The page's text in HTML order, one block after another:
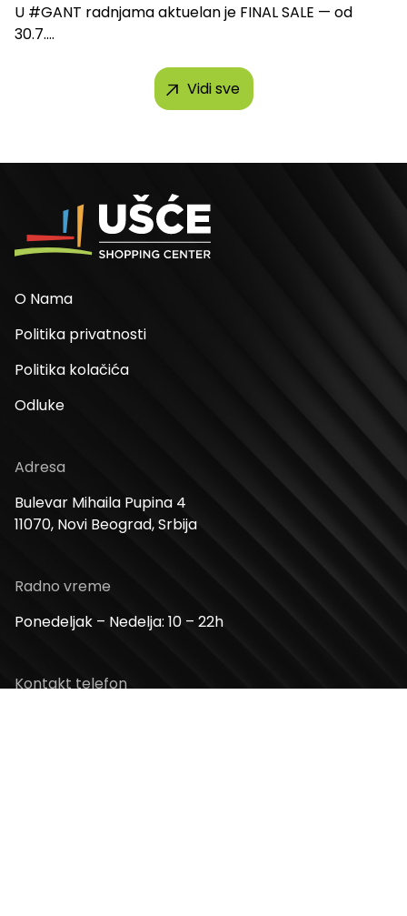
U #GANT radnjama aktuelan je FINAL SALE — od
30.7....
Vidi sve
O Nama
Politika privatnosti
Politika kolačića
Odluke
Adresa
Bulevar Mihaila Pupina 4
11070, Novi Beograd, Srbija
Radno vreme
Ponedeljak – Nedelja: 10 – 22h
Kontakt telefon